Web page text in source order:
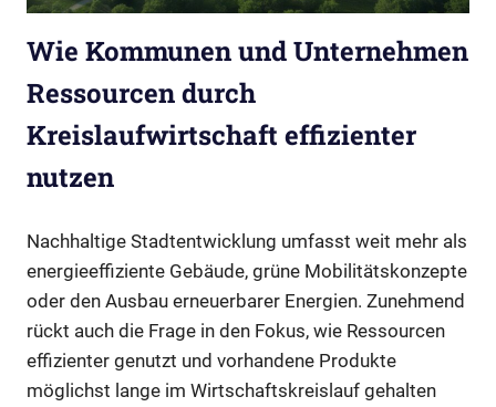
Wie Kommunen und Unternehmen
Ressourcen durch
Kreislaufwirtschaft effizienter
nutzen
Nachhaltige Stadtentwicklung umfasst weit mehr als
energieeffiziente Gebäude, grüne Mobilitätskonzepte
oder den Ausbau erneuerbarer Energien. Zunehmend
rückt auch die Frage in den Fokus, wie Ressourcen
effizienter genutzt und vorhandene Produkte
möglichst lange im Wirtschaftskreislauf gehalten